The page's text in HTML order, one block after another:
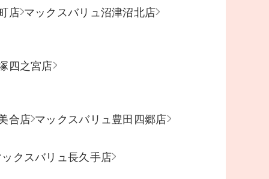
店 マックスバリュ沼津沼北店
四之宮店
合店 マックスバリュ豊田四郷店
クスバリュ長久手店